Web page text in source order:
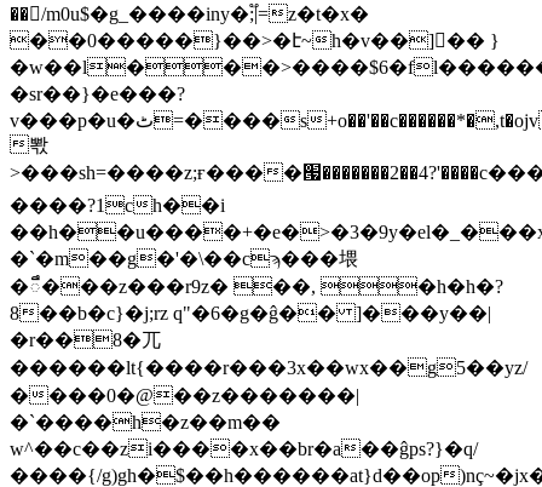
��/m0u$�g_����iny�;֟|=z�t�x�
��0�����}��>�է~h�v��]�� }
�sr��}�e���?
v���p�u�ٹ=����s+o��'��c������*�,t�ojv�ғ���g�\��ȑ1�4��kl�
뽟
>���sh=����z;ғ���
����?1ch��i
�`�m��g�'�\��cϡ���㙗
�ឹ���z���r9z� ��, �h�h�?
8��b�c}�j;rz q"�6�g�ĝ�� ]���y��|
�r��8�兀
������lt{����r���3x��wx��g5��yz/
����0�@��z�������|
�`����h�z��m��
w^��c��zi����x��br�a��ĝps?}�q/
����{/g)gh�$��h������at}d��op